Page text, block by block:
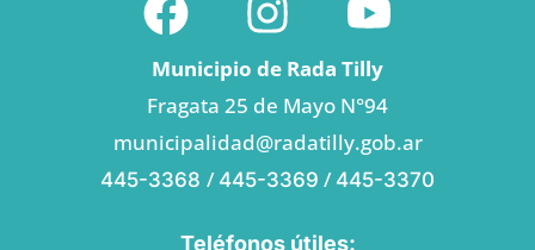
Municipio de Rada Tilly
Fragata 25 de Mayo N°94
municipalidad@radatilly.gob.ar
445-3368 / 445-3369 / 445-3370
Teléfonos útiles: